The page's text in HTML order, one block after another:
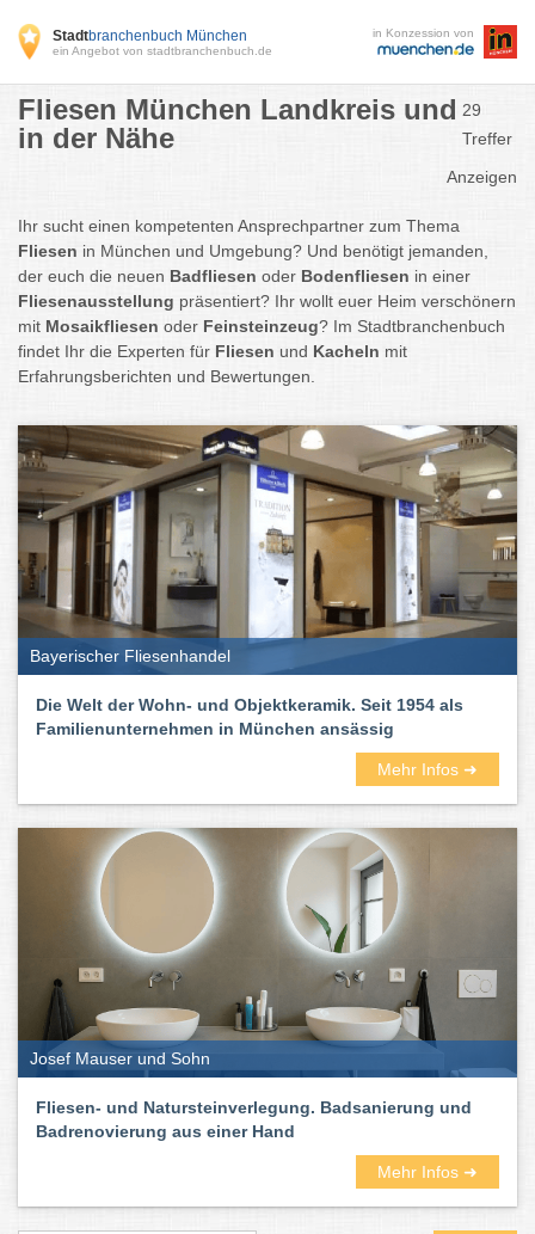
Stadtbranchenbuch München
ein Angebot von stadtbranchenbuch.de
in Konzession von
Fliesen München Landkreis und
in der Nähe
29
Treffer
Anzeigen
Ihr sucht einen kompetenten Ansprechpartner zum Thema
Fliesen in München und Umgebung? Und benötigt jemanden,
der euch die neuen Badfliesen oder Bodenfliesen in einer
Fliesenausstellung präsentiert? Ihr wollt euer Heim verschönern
mit Mosaikfliesen oder Feinsteinzeug? Im Stadtbranchenbuch
findet Ihr die Experten für Fliesen und Kacheln mit
Erfahrungsberichten und Bewertungen.
Bayerischer Fliesenhandel
Die Welt der Wohn- und Objektkeramik. Seit 1954 als
Familienunternehmen in München ansässig
Mehr Infos ➜
Josef Mauser und Sohn
Fliesen- und Natursteinverlegung. Badsanierung und
Badrenovierung aus einer Hand
Mehr Infos ➜